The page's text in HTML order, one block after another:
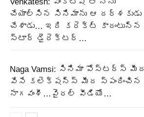
చేయాల్సిన సినిమాను ఆ దర్శకుడు
చేశాడు… ఇది కరెక్ట్ కాదంటున్న
స్టార్ డైరెక్టర్…
Naga Vamsi: సినిమా పోస్టర్స్ మీద
వేసే కలెక్షన్స్ మీద స్పందించిన
నాగవంశీ…వైరల్ వీడియో…